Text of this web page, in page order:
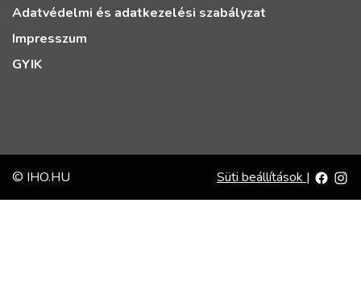
Adatvédelmi és adatkezelési szabályzat
Impresszum
GYIK
© IHO.HU Süti beállítások |